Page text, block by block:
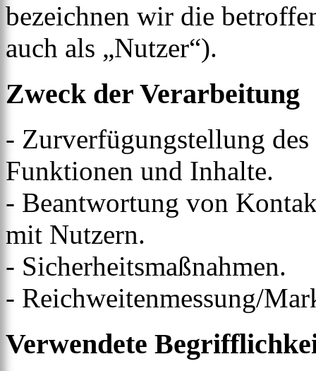
bezeichnen wir die
auch als „Nutzer“).
Zweck der Verarbeitung
- Zurverfügungstellung
Funktionen und Inhalte.
- Beantwortung von
mit Nutzern.
- Sicherheitsmaßnahmen.
- Reichweitenmessung/
Verwendete